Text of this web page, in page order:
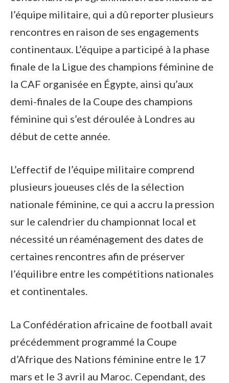
l’équipe militaire, qui a dû reporter plusieurs
rencontres en raison de ses engagements
continentaux. L’équipe a participé à la phase
finale de la Ligue des champions féminine de
la CAF organisée en Égypte, ainsi qu’aux
demi-finales de la Coupe des champions
féminine qui s’est déroulée à Londres au
début de cette année.
L’effectif de l’équipe militaire comprend
plusieurs joueuses clés de la sélection
nationale féminine, ce qui a accru la pression
sur le calendrier du championnat local et
nécessité un réaménagement des dates de
certaines rencontres afin de préserver
l’équilibre entre les compétitions nationales
et continentales.
La Confédération africaine de football avait
précédemment programmé la Coupe
d’Afrique des Nations féminine entre le 17
mars et le 3 avril au Maroc. Cependant, des